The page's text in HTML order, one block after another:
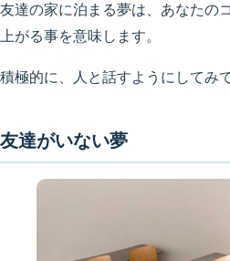
友達の家に泊まる夢は、あなたの
上がる事を意味します。
積極的に、人と話すようにしてみ
友達がいない夢